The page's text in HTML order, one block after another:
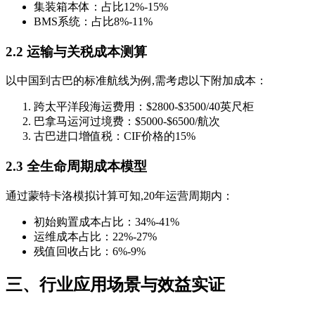
集装箱本体：占比12%-15%
BMS系统：占比8%-11%
2.2 运输与关税成本测算
以中国到古巴的标准航线为例,需考虑以下附加成本：
跨太平洋段海运费用：$2800-$3500/40英尺柜
巴拿马运河过境费：$5000-$6500/航次
古巴进口增值税：CIF价格的15%
2.3 全生命周期成本模型
通过蒙特卡洛模拟计算可知,20年运营周期内：
初始购置成本占比：34%-41%
运维成本占比：22%-27%
残值回收占比：6%-9%
三、行业应用场景与效益实证